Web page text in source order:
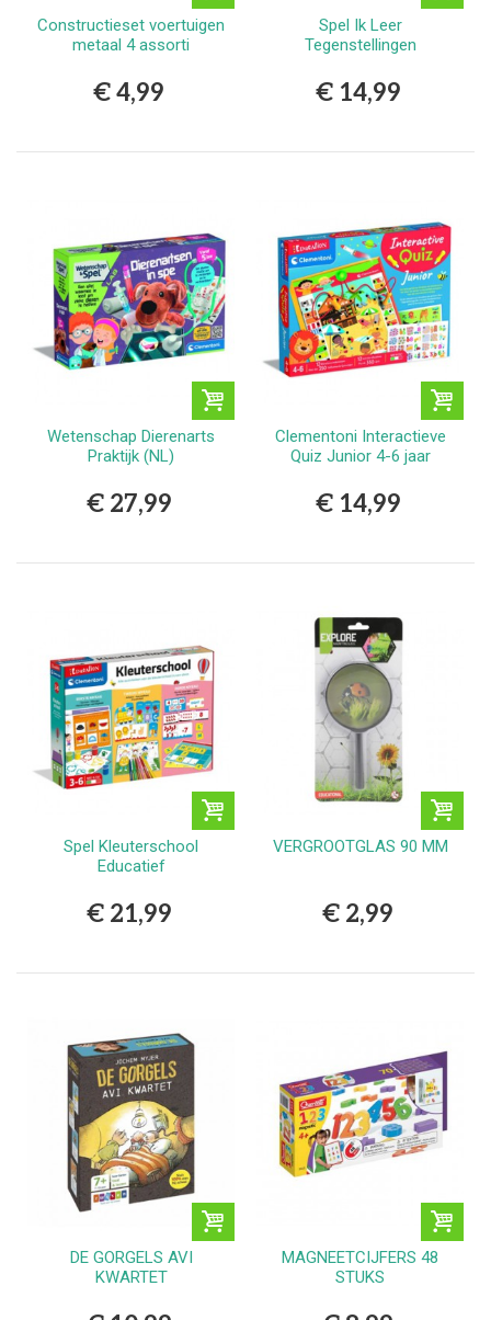
Constructieset voertuigen
metaal 4 assorti
€ 4,99
Spel Ik Leer
Tegenstellingen
€ 14,99
Wetenschap Dierenarts
Praktijk (NL)
€ 27,99
Clementoni Interactieve
Quiz Junior 4-6 jaar
€ 14,99
Spel Kleuterschool
Educatief
€ 21,99
VERGROOTGLAS 90 MM
€ 2,99
DE GORGELS AVI
KWARTET
MAGNEETCIJFERS 48
STUKS